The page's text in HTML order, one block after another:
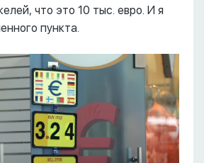
что это 10 тыс. евро. И я
пункта.